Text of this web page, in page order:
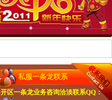
私服一条龙联系
开区一条龙业务咨询洽淡联系QQ：